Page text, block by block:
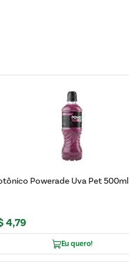
Powerade Uva Pet 500ml
4,79
Eu quero!